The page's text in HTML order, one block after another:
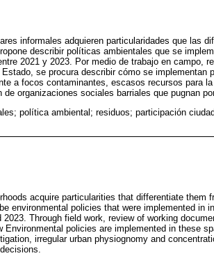
informales adquieren particularidades que las
describir políticas ambientales que se
2021 y 2023. Por medio de trabajo en campo,
se procura describir cómo se implementan
a focos contaminantes, escasos recursos para
organizaciones sociales barriales que pugnan
política ambiental; residuos; participación
acquire particularities that differentiate them
environmental policies that were implemented in
Through field work, review of working
policies are implemented in these
irregular urban physiognomy and